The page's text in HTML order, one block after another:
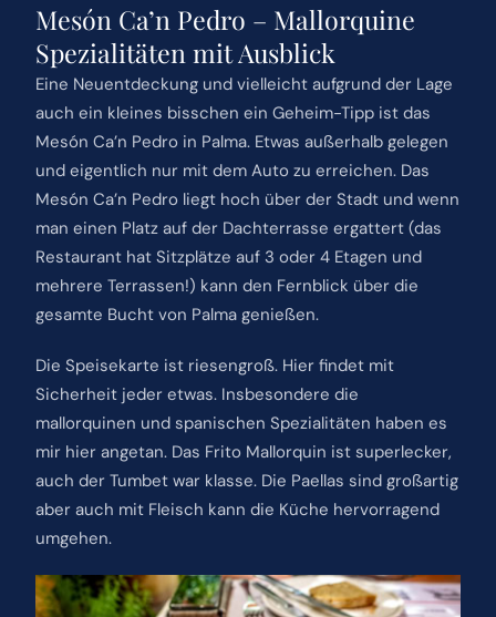
Mesón Ca’n Pedro – Mallorquine
Spezialitäten mit Ausblick
Eine Neuentdeckung und vielleicht aufgrund der Lage
auch ein kleines bisschen ein Geheim-Tipp ist das
Mesón Ca’n Pedro in Palma. Etwas außerhalb gelegen
und eigentlich nur mit dem Auto zu erreichen. Das
Mesón Ca’n Pedro liegt hoch über der Stadt und wenn
man einen Platz auf der Dachterrasse ergattert (das
Restaurant hat Sitzplätze auf 3 oder 4 Etagen und
mehrere Terrassen!) kann den Fernblick über die
gesamte Bucht von Palma genießen.
Die Speisekarte ist riesengroß. Hier findet mit
Sicherheit jeder etwas. Insbesondere die
mallorquinen und spanischen Spezialitäten haben es
mir hier angetan. Das Frito Mallorquin ist superlecker,
auch der Tumbet war klasse. Die Paellas sind großartig
aber auch mit Fleisch kann die Küche hervorragend
umgehen.